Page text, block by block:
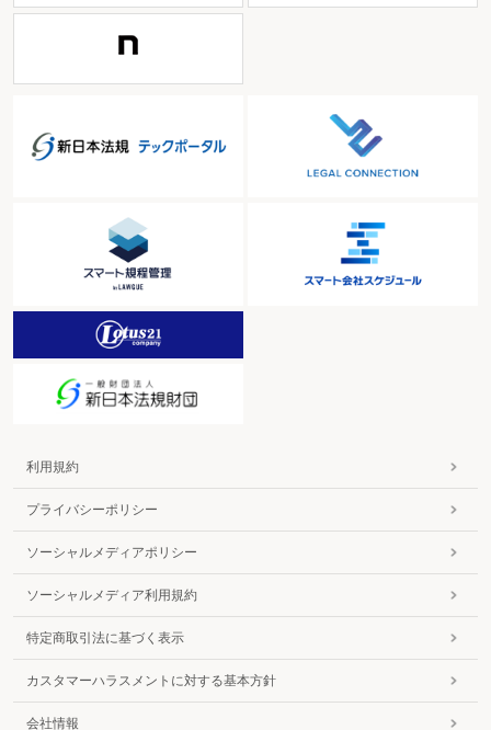
利用規約
プライバシーポリシー
ソーシャルメディアポリシー
ソーシャルメディア利用規約
特定商取引法に基づく表示
カスタマーハラスメントに対する基本方針
会社情報